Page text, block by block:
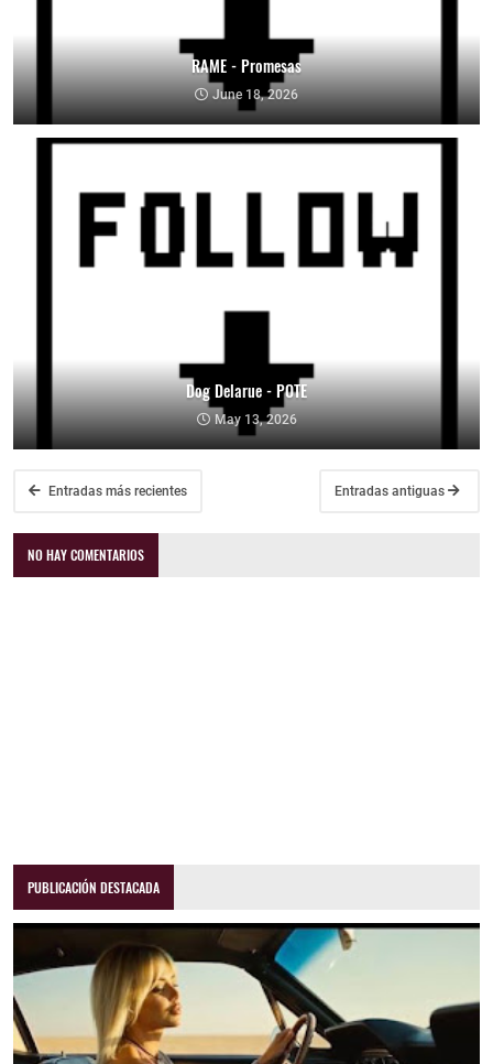
RAME - Promesas
June 18, 2026
Dog Delarue - POTE
May 13, 2026
Entradas más recientes Entradas antiguas
NO HAY COMENTARIOS
PUBLICACIÓN DESTACADA